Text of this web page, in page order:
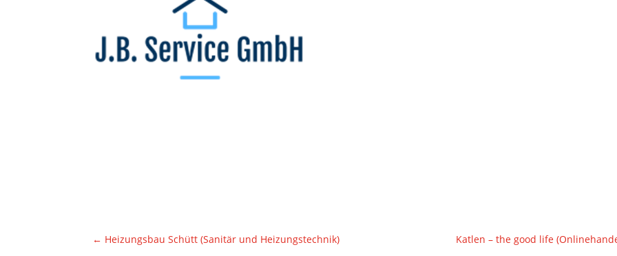
← Heizungsbau Schütt (Sanitär und Heizungstechnik) Katlen – the good life